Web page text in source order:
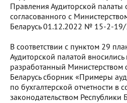
Правления Аудиторской
согласованного с
Беларусь 01.12.2022 № 15-2-
В соответствии с пунктом 29
Аудиторской палатой
разработанный Министерством
Беларусь сборник «Примеры
по бухгалтерской отчетности в
законодательством Республики